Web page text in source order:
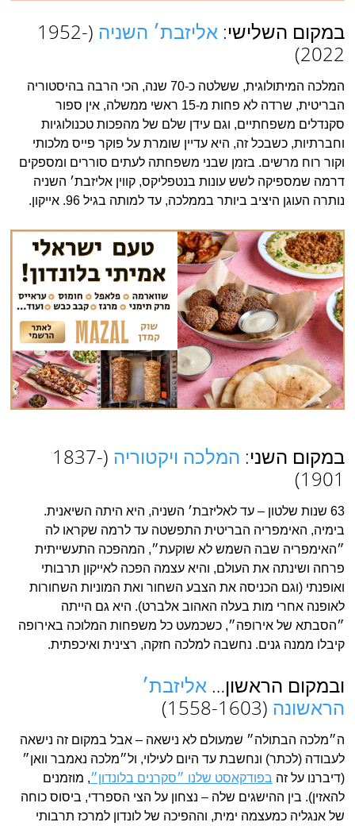
במקום השלישי:אליזבת׳ השניה (1952-
2022)
המלכה המיתולוגית, ששלטה כ-70 שנה, הכי הרבה בהיסטוריה
הבריטית, שרדה לא פחות מ-15 ראשי ממשלה, אין ספור
סקנדלים משפחתיים, וגם עידן שלם של מהפכות טכנולוגיות
וחברתיות, כשבכל זה, היא עדיין שומרת על פוקר פייס מלכותי
וקור רוח מרשים. בזמן שבני משפחתה לעתים סוררים ומספקים
דרמה שמספיקה לשש עונות בנטפליקס, קווין אליזבת׳ השניה
נותרה העוגן היציב ביותר בממלכה, עד למותה בגיל 96. אייקון.
במקום השני: המלכה ויקטוריה (1837-
1901)
63 שנות שלטון – עד לאליזבת׳ השניה, היא היתה השיאנית.
בימיה, האימפריה הבריטית התפשטה עד לרמה שקראו לה
״האימפריה שבה השמש לא שוקעת״, המהפכה התעשייתית
פרחה ושינתה את העולם, והיא עצמה הפכה לאייקון תרבותי
ואופנתי (וגם הכניסה את הצבע השחור ואת המוניות השחורות
לאופנה אחרי מות בעלה האהוב אלברט). היא גם הייתה
״הסבתא של אירופה״, כשכמעט כל משפחות המלוכה באירופה
קיבלו ממנה גנים. נחשבה למלכה חזקה, רצינית ואיכפתית.
ובמקום הראשון…אליזבת׳
הראשונה (1558-1603)
ה״מלכה הבתולה״ שמעולם לא נישאה – אבל במקום זה נישאה
לעבודה (לכתר) ונחשבת עד היום לעילוי, ול״מלכה נאמבר וואן״
(דיברנו על זה בפודקאסט שלנו ״סקרנים בלונדון״, מוזמנים
להאזין). בין ההישגים שלה – נצחון על הצי הספרדי, ביסוס כוחה
של אנגליה כמעצמה ימית, וההפיכה של לונדון למרכז תרבותי